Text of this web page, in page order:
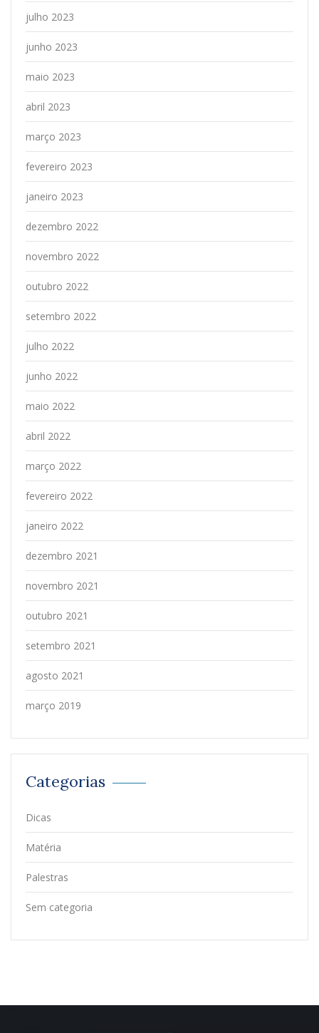
julho 2023
junho 2023
maio 2023
abril 2023
março 2023
fevereiro 2023
janeiro 2023
dezembro 2022
novembro 2022
outubro 2022
setembro 2022
julho 2022
junho 2022
maio 2022
abril 2022
março 2022
fevereiro 2022
janeiro 2022
dezembro 2021
novembro 2021
outubro 2021
setembro 2021
agosto 2021
março 2019
Categorias
Dicas
Matéria
Palestras
Sem categoria